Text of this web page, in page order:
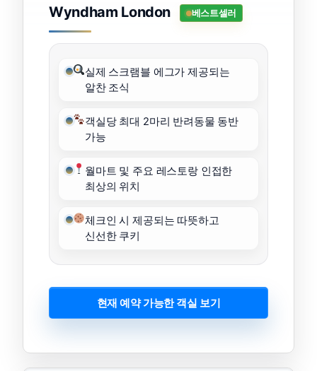
Wyndham London
베스트셀러
실제 스크램블 에그가 제공되는
알찬 조식
객실당 최대 2마리 반려동물 동반
가능
월마트 및 주요 레스토랑 인접한
최상의 위치
체크인 시 제공되는 따뜻하고
신선한 쿠키
현재 예약 가능한 객실 보기